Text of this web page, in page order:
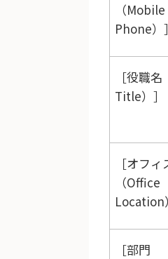
（Mobile
Phone）
役職名
Title）
オフィ
（Office
Location
部門